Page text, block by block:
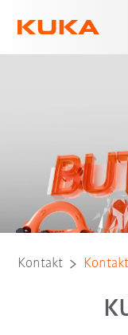
Kontakt Kontakt